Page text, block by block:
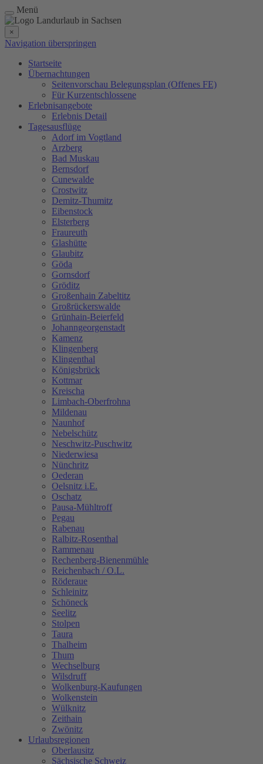
Menü
×
Navigation überspringen
Startseite
Übernachtungen
Seitenvorschau Belegungsplan (Offenes FE)
Für Kurzentschlossene
Erlebnisangebote
Erlebnis Detail
Tagesausflüge
Adorf im Vogtland
Arzberg
Bad Muskau
Bernsdorf
Cunewalde
Crostwitz
Demitz-Thumitz
Eibenstock
Elsterberg
Fraureuth
Glashütte
Glaubitz
Göda
Gornsdorf
Gröditz
Großenhain Zabeltitz
Großrückerswalde
Grünhain-Beierfeld
Johanngeorgenstadt
Kamenz
Klingenberg
Klingenthal
Königsbrück
Kottmar
Kreischa
Limbach-Oberfrohna
Mildenau
Naunhof
Nebelschütz
Neschwitz-Puschwitz
Niederwiesa
Nünchritz
Oederan
Oelsnitz i.E.
Oschatz
Pausa-Mühltroff
Pegau
Rabenau
Ralbitz-Rosenthal
Rammenau
Rechenberg-Bienenmühle
Reichenbach / O.L.
Röderaue
Schleinitz
Schöneck
Seelitz
Stolpen
Taura
Thalheim
Thum
Wechselburg
Wilsdruff
Wolkenburg-Kaufungen
Wolkenstein
Wülknitz
Zeithain
Zwönitz
Urlaubsregionen
Oberlausitz
Sächsische Schweiz